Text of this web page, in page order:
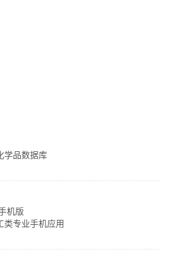
学品数据库
机版
类专业手机应用